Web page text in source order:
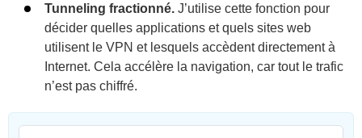
Tunneling fractionné. J’utilise cette fonction pour
décider quelles applications et quels sites web
utilisent le VPN et lesquels accèdent directement à
Internet. Cela accélère la navigation, car tout le trafic
n’est pas chiffré.